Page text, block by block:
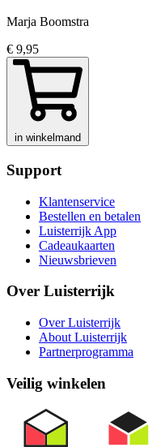
Marja Boomstra
€ 9,95
in winkelmand
Support
Klantenservice
Bestellen en betalen
Luisterrijk App
Cadeaukaarten
Nieuwsbrieven
Over Luisterrijk
Over Luisterrijk
About Luisterrijk
Partnerprogramma
Veilig winkelen